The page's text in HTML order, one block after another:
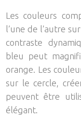
Les couleurs
l’une de l’autre
contraste
bleu peut
orange. Les
sur le cercle,
peuvent être
élégant.